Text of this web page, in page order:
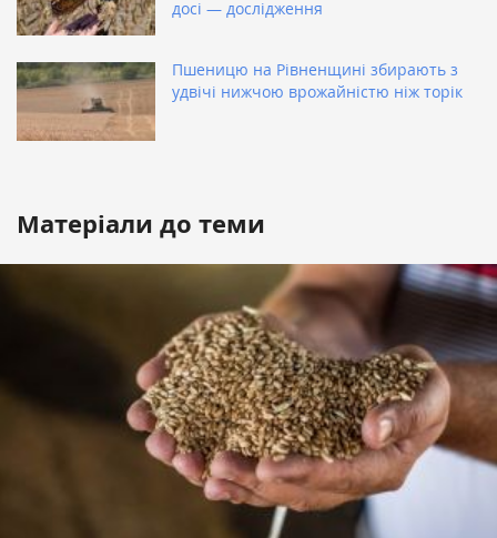
досі — дослідження
Пшеницю на Рівненщині збирають з
удвічі нижчою врожайністю ніж торік
Матеріали до теми